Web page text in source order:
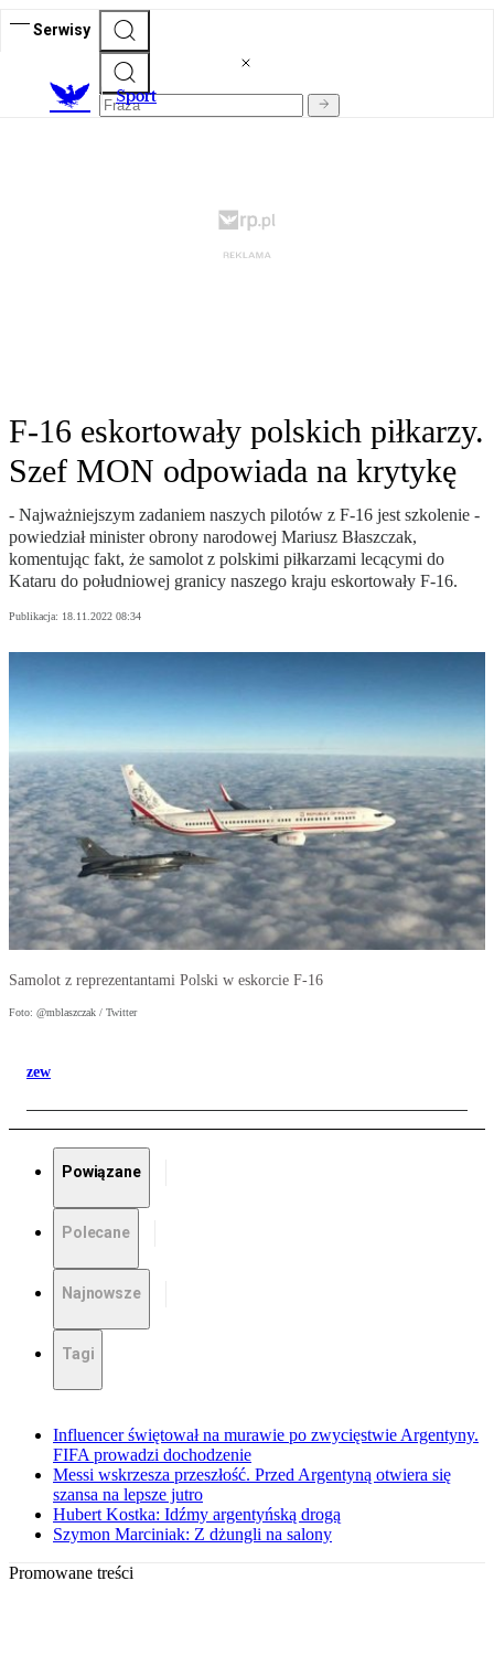
Serwisy
Sport
F-16 eskortowały polskich piłkarzy.
Szef MON odpowiada na krytykę
- Najważniejszym zadaniem naszych pilotów z F-16 jest szkolenie -
powiedział minister obrony narodowej Mariusz Błaszczak,
komentując fakt, że samolot z polskimi piłkarzami lecącymi do
Kataru do południowej granicy naszego kraju eskortowały F-16.
Publikacja: 18.11.2022 08:34
Samolot z reprezentantami Polski w eskorcie F-16
Foto: @mblaszczak / Twitter
zew
Powiązane
Polecane
Najnowsze
Tagi
Influencer świętował na murawie po zwycięstwie Argentyny.
FIFA prowadzi dochodzenie
Messi wskrzesza przeszłość. Przed Argentyną otwiera się
szansa na lepsze jutro
Hubert Kostka: Idźmy argentyńską drogą
Szymon Marciniak: Z dżungli na salony
Promowane treści